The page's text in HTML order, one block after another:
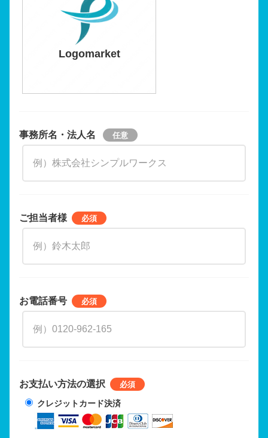
Logomarket
事務所名・法人名
ご担当者様
お電話番号
お支払い方法の選択
クレジットカード決済